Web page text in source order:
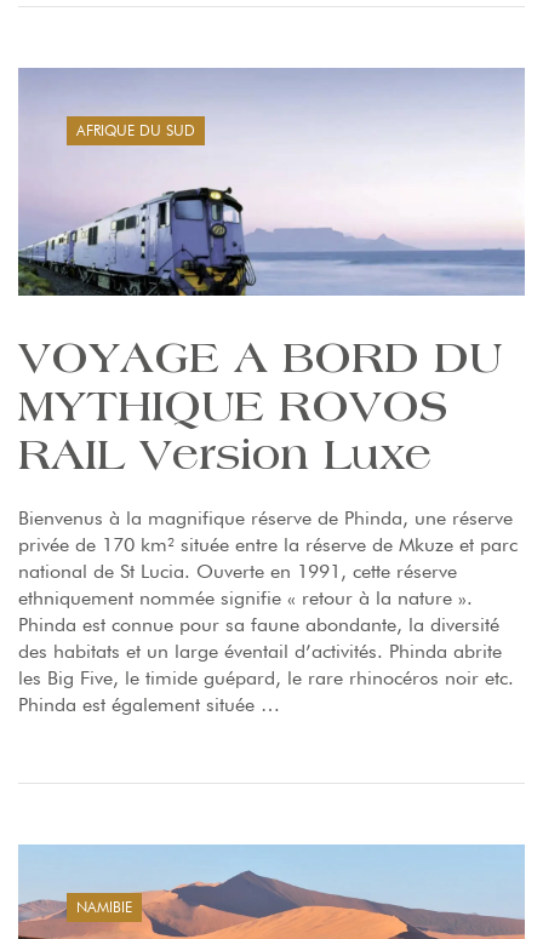
AFRIQUE DU SUD
VOYAGE A BORD DU
MYTHIQUE ROVOS
RAIL Version Luxe
Bienvenus à la magnifique réserve de Phinda, une réserve
privée de 170 km² située entre la réserve de Mkuze et parc
national de St Lucia. Ouverte en 1991, cette réserve
ethniquement nommée signifie « retour à la nature ».
Phinda est connue pour sa faune abondante, la diversité
des habitats et un large éventail d’activités. Phinda abrite
les Big Five, le timide guépard, le rare rhinocéros noir etc.
Phinda est également située …
NAMIBIE